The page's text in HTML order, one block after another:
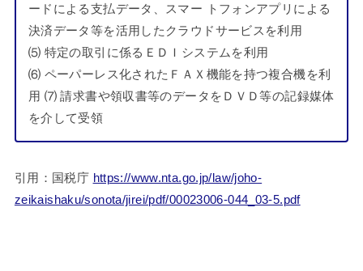
ードによる支払データ、スマー トフォンアプリによる
決済データ等を活用したクラウドサービスを利用
⑸ 特定の取引に係るＥＤＩシステムを利用
⑹ ペーパーレス化されたＦＡＸ機能を持つ複合機を利
用 ⑺ 請求書や領収書等のデータをＤＶＤ等の記録媒体
を介して受領
引用：国税庁 https://www.nta.go.jp/law/joho-
zeikaishaku/sonota/jirei/pdf/00023006-044_03-5.pdf